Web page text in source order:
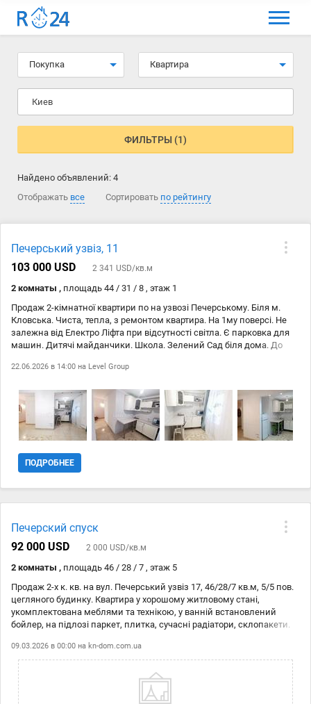
МЕНЮ
Выбрать язык
Избранные объявления
Комментарии к объявления
Как добавить объявление
Покупка Квартира
Киев
ФИЛЬТРЫ (1)
Найдено объявлений: 4
Отображать все Сортировать по рейтингу
Печерський узвіз, 11
103 000 USD
2 341 USD/кв.м
2 комнаты , площадь 44 / 31 / 8 , этаж 1
Продаж 2-кімнатної квартири по на узвозі Печерському. Біля м.
Кловська. Чиста, тепла, з ремонтом квартира. На 1му поверсі. Не
залежна від Електро Ліфта при відсутності світла. Є парковка для
машин. Дитячі майданчики. Школа. Зелений Сад біля дома. До
10хв.. Аптеки. Банки. Супер Маркет GOOD WINE. Торговий Центр
Ринок. Хрещатик. Бізнес Центр -Спорт Life. Всі зручності поряд у
Центрі Київа. На мапі Київа все видно.
22.06.2026 в 14:00 на Level Group
ПОДРОБНЕЕ
Печерский спуск
92 000 USD
2 000 USD/кв.м
2 комнаты , площадь 46 / 28 / 7 , этаж 5
Продаж 2-х к. кв. на вул. Печерський узвіз 17, 46/28/7 кв.м, 5/5 пов.
цегляного будинку. Квартира у хорошому житловому стані,
укомплектована меблями та технікою, у ванній встановлений
бойлер, на підлозі паркет, плитка, сучасні радіатори, склопакети.
світла, гарний краєвид з вікон. Доглянуте парадне, встановлені
склопакети, зелена прибудинкова територія. Біля будинку: подітий.
сади, школи, гімназія, університет технологій та дизайну, бізнес-
центр Вежа, ринок Печерський, супермаркет Велика Кишеня,
затишні кафе. У пішій доступності 3 станції метро: Кловська,
09.03.2026 в 00:00 на kn-dom.com.ua